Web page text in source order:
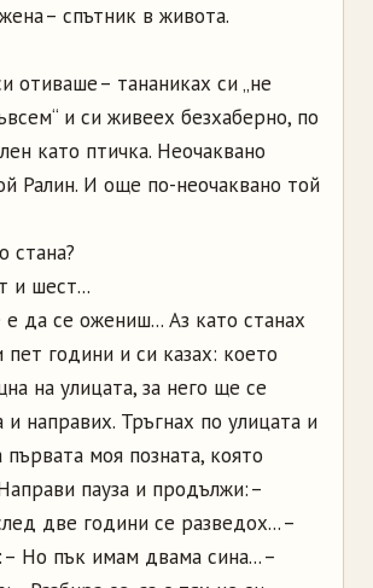
– спътник в живота.
отиваше – тананиках си „не
и си живеех безхаберно, по
като птичка. Неочаквано
Ралин. И още по-неочаквано той
стана?
и шест...
да се ожениш... Аз като станах
пет години и си казах: което
на улицата, за него ще се
и направих. Тръгнах по улицата и
моя позната, която
пауза и продължи: –
две години се разведох... –
Но пък имам двама сина... –